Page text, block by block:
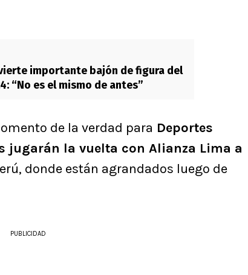
importante bajón de figura del
“No es el mismo de antes”
de la verdad para Deportes
jugarán la vuelta con Alianza Lima a
donde están agrandados luego de
PUBLICIDAD